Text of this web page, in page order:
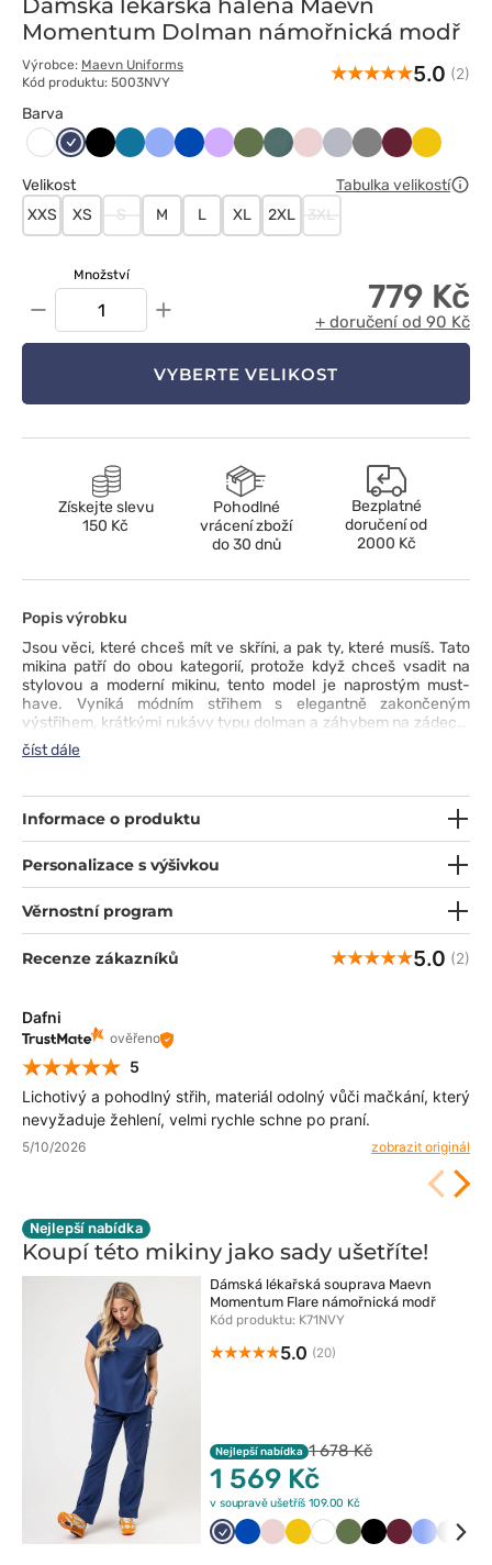
Dámská lékařská halena Maevn
Momentum Dolman námořnická modř
Výrobce: Maevn Uniforms
Kód produktu: 5003NVY
5.0 (2)
Barva
BiałyCiemnyCzarnyKaraibskiKlasyczny
KrólewskiLawendowy
OliwkowyPastelowa
Pastelowy
Popielaty
Szary Wiśniowy
Żółty
Velikost
Tabulka velikostí
XXS
XS S M L XL 2XL 3XL
Množství
− + 779 Kč
+ doručení od 90 Kč
VYBERTE VELIKOST
Získejte slevu
150 Kč
Pohodlné
vrácení zboží
do 30 dnů
Bezplatné
doručení od
2000 Kč
Popis výrobku
Jsou věci, které chceš mít ve skříni, a pak ty, které musíš. Tato
mikina patří do obou kategorií, protože když chceš vsadit na
stylovou a moderní mikinu, tento model je naprostým must-
have. Vyniká módním střihem s elegantně zakončeným
výstřihem, krátkými rukávy typu dolman a záhybem na zádech,
díky kterému látka krásně sedí. Odolná, elastická tkanina
odvádějící vlhkost a boční rozparky se postarají o tvé pohodlí
jedna náprsní s lemem, dvě boční a vkusná poutka na
identifikátor zajistí, že s mikinou Maevn Momentum budeš mít
všechny potřebné drobnosti vždy po ruce. Chceš se
číst dále
Informace o produktu
Personalizace s výšivkou
Věrnostní program
Recenze zákazníků 5.0 (2)
Dafni
ověřeno
5
Lichotivý a pohodlný střih, materiál odolný vůči mačkání, který
nevyžaduje žehlení, velmi rychle schne po praní.
5/10/2026 zobrazit originál
Nejlepší nabídka
Koupí této mikiny jako sady ušetříte!
Dámská lékařská souprava Maevn
Momentum Flare námořnická modř
Kód produktu: K71NVY
5.0 (20)
Nejlepší nabídka 1 678 Kč
1 569 Kč
v soupravě ušetříš 109.00 Kč
CiemnyKrólewski
Pastelowy
ŻółtyBiałyOliwkowy
CzarnyWiśniowy
Klasyczny